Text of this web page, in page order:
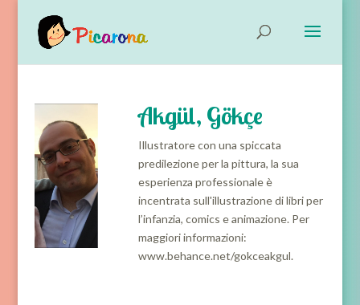
Akgül, Gökçe
Illustratore con una spiccata
predilezione per la pittura, la sua
esperienza professionale è
incentrata sull'illustrazione di libri per
l’infanzia, comics e animazione. Per
maggiori informazioni:
www.behance.net/gokceakgul.